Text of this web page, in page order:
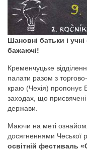
Шановні батьки і
бажаючі!
Кременчуцьке
палати разом з
краю (Чехія) пропонує
заходах, що
держави.
Маючи на меті
досягненнями Чеської
освітній фестиваль